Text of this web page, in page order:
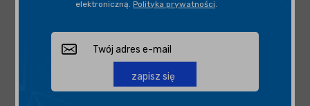
elektroniczną. Polityka prywatności.
zapisz się